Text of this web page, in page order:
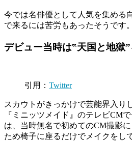
今では名俳優として人気を集める
で来るには苦労もあったそうです。
デビュー当時は‟天国と地獄
引用： Twitter
スカウトがきっかけで芸能界入り
『ミニッツメイド』のテレビCM
は、当時無名で初めてのCM撮影
ため椅子に座るだけでメイクをし